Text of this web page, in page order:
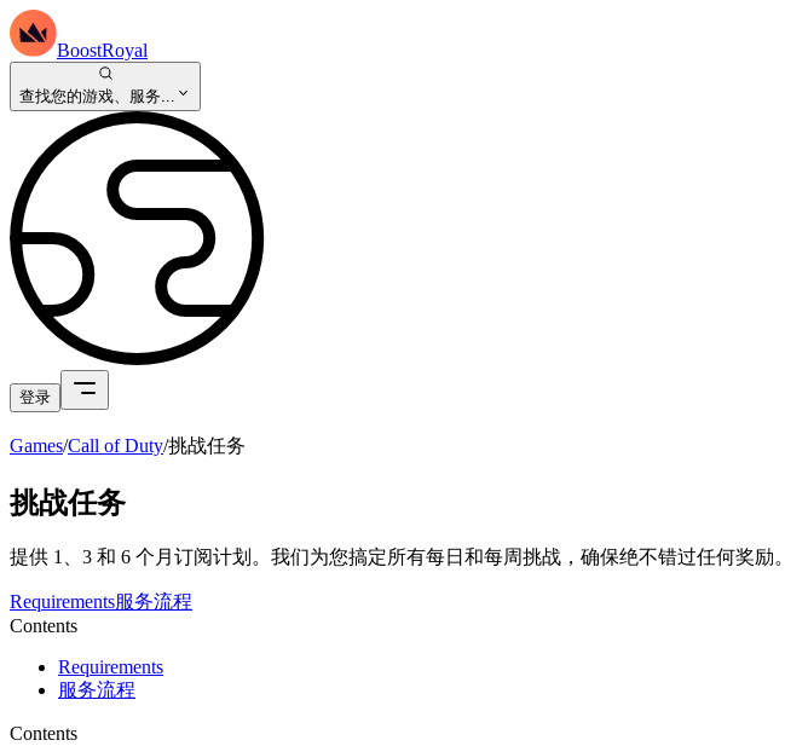
BoostRoyal
查找您的游戏、服务...
登录
Games/Call of Duty/挑战任务
挑战任务
提供 1、3 和 6 个月订阅计划。我们为您搞定所有每日和每周挑战，确保绝不错过任何奖励。
Requirements服务流程
Contents
Requirements
服务流程
Contents